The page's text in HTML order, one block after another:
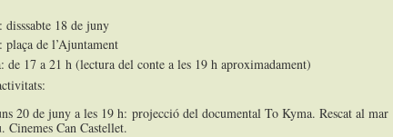
disssabte 18 de juny
de l’Ajuntament
de 17 a 21 h (lectura del conte a les 19 h aproximadament)
20 de juny a les 19 h: projecció del documental To Kyma. Rescat al mar
Cinemes Can Castellet.